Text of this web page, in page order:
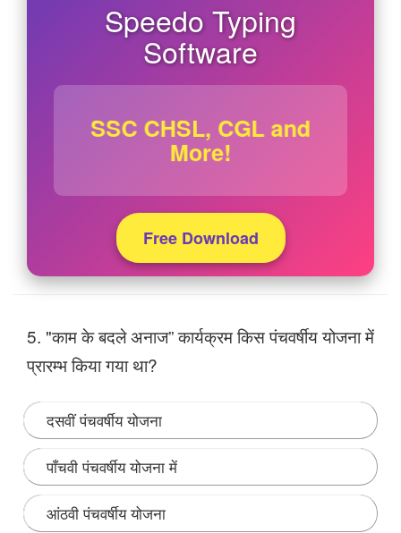
Speedo Typing
Software
SSC CHSL, CGL and
More!
Free Download
5. "काम के बदले अनाज” कार्यक्रम किस पंचवर्षीय योजना में
प्रारम्‍भ किया गया था?
दसवीं पंचवर्षीय योजना
पाँचवी पंचवर्षीय योजना में
आंठवी पंचवर्षीय योजना